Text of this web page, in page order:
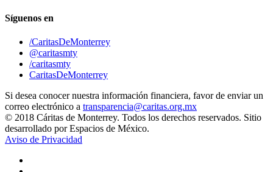
Síguenos en
/CaritasDeMonterrey
@caritasmty
/caritasmty
CaritasDeMonterrey
Si desea conocer nuestra información financiera, favor de enviar un
correo electrónico a transparencia@caritas.org.mx
© 2018 Cáritas de Monterrey. Todos los derechos reservados. Sitio
desarrollado por Espacios de México.
Aviso de Privacidad